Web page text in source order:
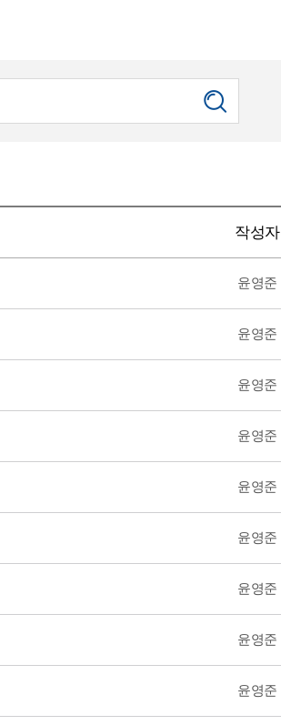
작성자
윤영준
윤영준
윤영준
윤영준
윤영준
윤영준
윤영준
윤영준
윤영준